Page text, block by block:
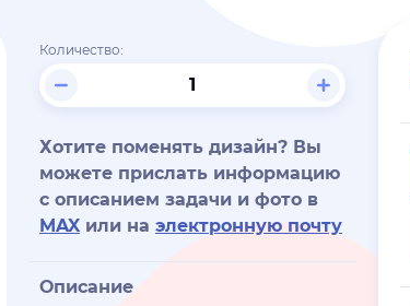
Количество:
Хотите поменять дизайн? Вы
можете прислать информацию
с описанием задачи и фото в
MAX или на электронную почту
Описание